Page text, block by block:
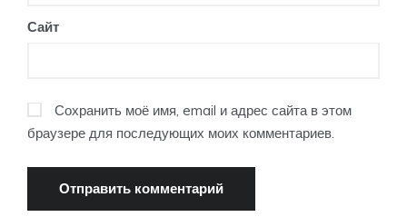
Сайт
Сохранить моё имя, email и адрес сайта в этом
браузере для последующих моих комментариев.